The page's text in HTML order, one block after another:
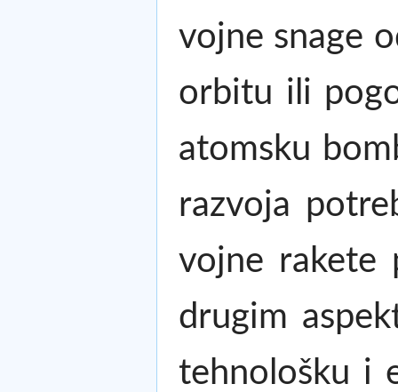
vojne snage
orbitu ili
atomsku
razvoja
vojne rakete
drugim
tehnološku i